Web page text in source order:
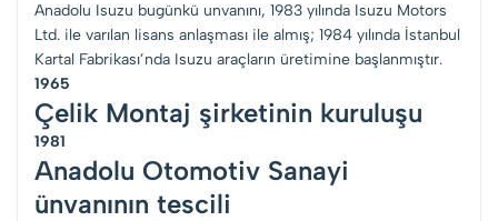
Anadolu Isuzu bugünkü unvanını, 1983 yılında Isuzu Motors
Ltd. ile varılan lisans anlaşması ile almış; 1984 yılında İstanbul
Kartal Fabrikası’nda Isuzu araçların üretimine başlanmıştır.
1965
Çelik Montaj şirketinin kuruluşu
1981
Anadolu Otomotiv Sanayi
ünvanının tescili